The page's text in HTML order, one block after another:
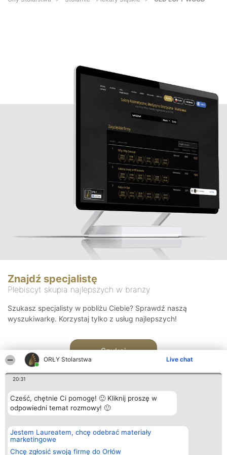
ORŁY Stolarstwa Live chat
20:31
Cześć, chętnie Ci pomogę! 🙂 Kliknij proszę w
odpowiedni temat rozmowy! 🙂
Jestem Laureatem, chcę odebrać materiały
marketingowe
Chcę zgłosić swoją firmę do Orłów
Znajdź specjalistę
Plebiscyt skupia najlepszych w branży
Szukasz specjalisty w pobliżu Ciebie? Sprawdź naszą
wyszukiwarkę. Korzystaj tylko z usług najlepszych!
Szukaj
Organizator plebiscytu
Bright Side Solutions sp. z o.
o. sp. k.
ul. Ruska 22
Plebiscyt
Laureaci
wszystkich
Kontakt
Kontakt